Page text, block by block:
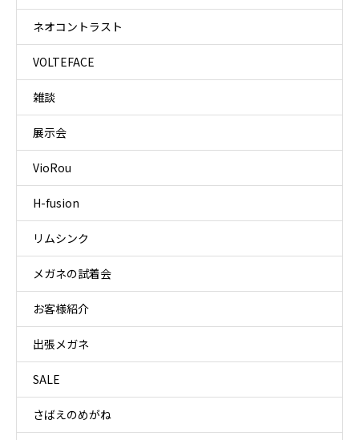
ネオコントラスト
VOLTEFACE
雑談
展示会
VioRou
H-fusion
リムシンク
メガネの試着会
お客様紹介
出張メガネ
SALE
さばえのめがね